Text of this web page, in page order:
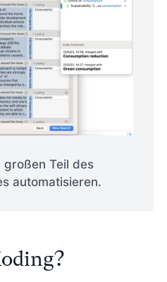
großen Teil des
automatisieren.